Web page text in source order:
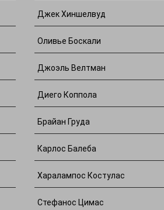
Джек Хиншелвуд
Оливье Боскали
Джоэль Велтман
Диего Коппола
Брайан Груда
Карлос Балеба
Харалампос Костулас
Стефанос Цимас